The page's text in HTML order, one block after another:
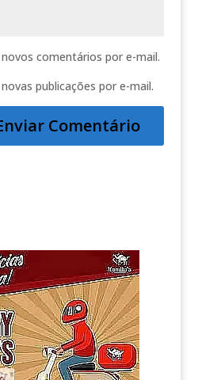
comentários por e-mail.
publicações por e-mail.